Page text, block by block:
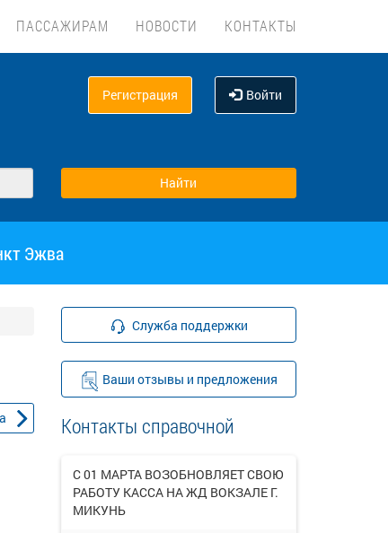
ПАССАЖИРАМ НОВОСТИ КОНТАКТЫ
Регистрация Войти
Эжва
Служба поддержки
Ваши отзывы и предложения
Контакты справочной
С 01 МАРТА ВОЗОБНОВЛЯЕТ СВОЮ
РАБОТУ КАССА НА ЖД ВОКЗАЛЕ Г.
МИКУНЬ